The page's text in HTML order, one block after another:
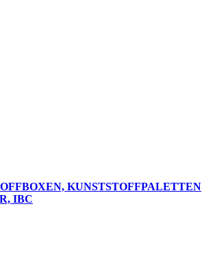
KUNSTSTOFFPALETTEN
IBC